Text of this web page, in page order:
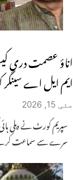
اناؤ عصمت دری
ایم ایل اے
مئی 15, 2026
سپریم کورٹ نے دہلی
سرے سے سماعت کرے